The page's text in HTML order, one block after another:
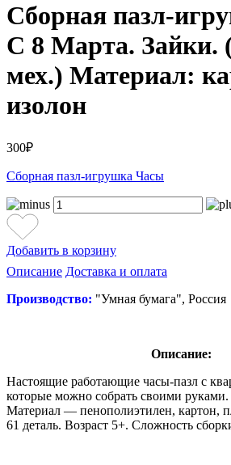
Сборная пазл-
С 8 Марта. Зайки.
мех.) Материал:
изолон
300₽
Сборная пазл-игрушка Часы
Добавить в корзину
Описание Доставка и оплата
Производство: "Умная бумага", Россия
Описание:
Настоящие работающие часы-пазл с
которые можно собрать своими
Материал — пенополиэтилен, картон,
61 деталь. Возраст 5+. Сложность